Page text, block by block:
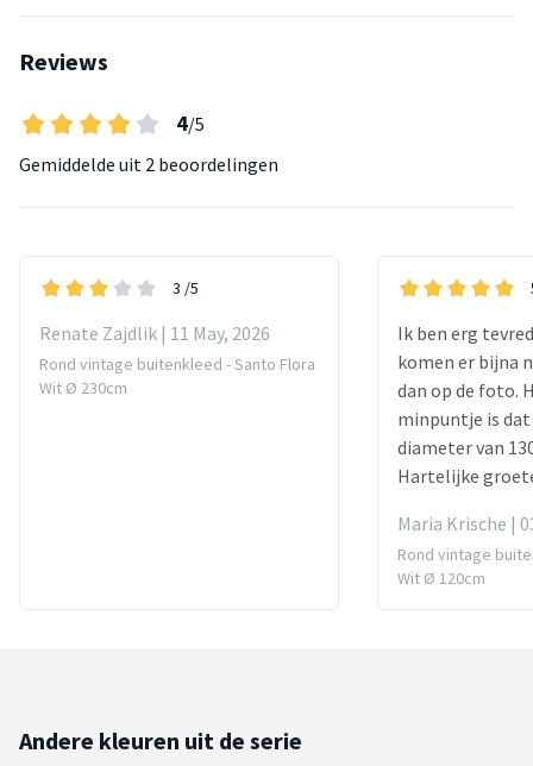
Reviews
4/5
Gemiddelde uit 2 beoordelingen
3 /5
Renate Zajdlik | 11 May, 2026
Rond vintage buitenkleed - Santo Flora
Wit Ø 230cm
Ik ben erg
komen er bijna
dan op de foto.
minpuntje is
diameter van
Hartelijke
Maria Krische |
Rond vintage
Wit Ø 120cm
Andere kleuren uit de serie